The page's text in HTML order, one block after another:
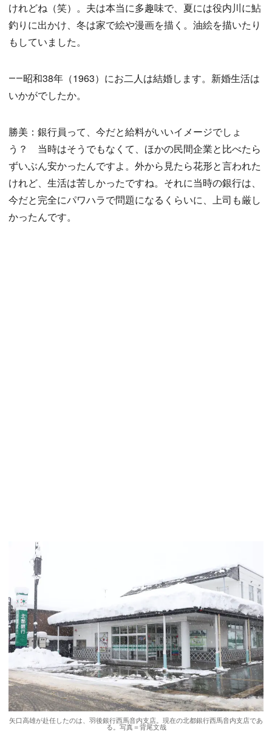
けれどね（笑）。夫は本当に多趣味で、夏には役内川に鮎
釣りに出かけ、冬は家で絵や漫画を描く。油絵を描いたり
もしていました。
――昭和38年（1963）にお二人は結婚します。新婚生活は
いかがでしたか。
勝美：銀行員って、今だと給料がいいイメージでしょ
う？ 当時はそうでもなくて、ほかの民間企業と比べたら
ずいぶん安かったんですよ。外から見たら花形と言われた
けれど、生活は苦しかったですね。それに当時の銀行は、
今だと完全にパワハラで問題になるくらいに、上司も厳し
かったんです。
矢口高雄が赴任したのは、羽後銀行西馬音内支店。現在の北都銀行西馬音内支店であ
る。写真＝背尾文哉